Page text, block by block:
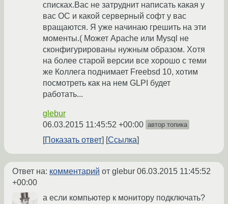
списках.Вас не затруднит написать какая у
вас ОС и какой серверный софт у вас
вращаются. Я уже начинаю грешить на эти
моменты.( Может Apache или Mysql не
сконфигурированы нужным образом. Хотя
на более старой версии все хорошо с теми
же Коллега поднимает Freebsd 10, хотим
посмотреть как на нем GLPI будет
работать...
glebur
06.03.2015 11:45:52 +00:00 автор топика
Показать ответ Ссылка
Ответ на: комментарий от glebur 06.03.2015 11:45:52
+00:00
а если компьютер к монитору подключать?